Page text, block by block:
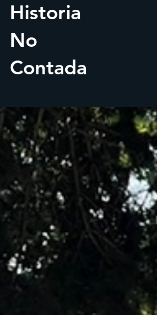
Historia
No
Contada